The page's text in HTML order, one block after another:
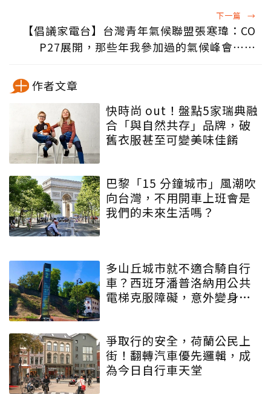
下一篇 →
【倡議家電台】台灣青年氣候聯盟張寒瑋：CO
P27展開，那些年我參加過的氣候峰會⋯⋯
作者文章
快時尚 out！盤點5家瑞典融
合「與自然共存」品牌，破
舊衣服甚至可變美味佳餚
巴黎「15 分鐘城市」風潮吹
向台灣，不用開車上班會是
我們的未來生活嗎？
多山丘城市就不適合騎自行
車？西班牙潘普洛納用公共
電梯克服障礙，意外變身自
爭取行的安全，荷蘭公民上
街！翻轉汽車優先邏輯，成
為今日自行車天堂